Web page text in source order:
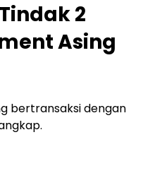
2
Asing
bertransaksi dengan